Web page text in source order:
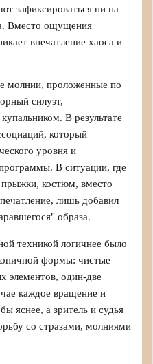
зафиксироваться ни на
Вместо ощущения
впечатление хаоса и
молнии, проложенные по
силуэт,
В результате
который
уровня и
В ситуации, где
костюм, вместо
лишь добавил
образа.
техникой логичнее было
формы: чистые
элементов, один-две
каждое вращение и
яснее, а зритель и судья
со стразами, молниями